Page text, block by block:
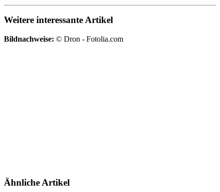
Weitere interessante Artikel
Bildnachweise: © Dron - Fotolia.com
Ähnliche Artikel